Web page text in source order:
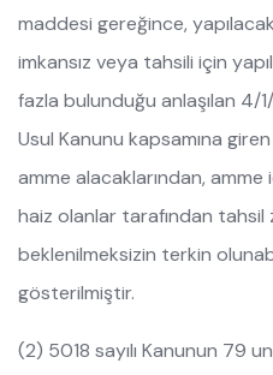
maddesi gereğince,
imkansız veya tahsili için
fazla bulunduğu anlaşılan 4/
Usul Kanunu kapsamına
amme alacaklarından,
haiz olanlar tarafından tahsil
beklenilmeksizin terkin
gösterilmiştir.
(2) 5018 sayılı Kanunun 79